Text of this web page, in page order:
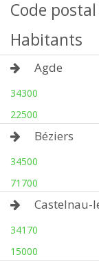
Code postal
Habitants
Agde
34300
22500
Béziers
34500
71700
Castelnau-
34170
15000